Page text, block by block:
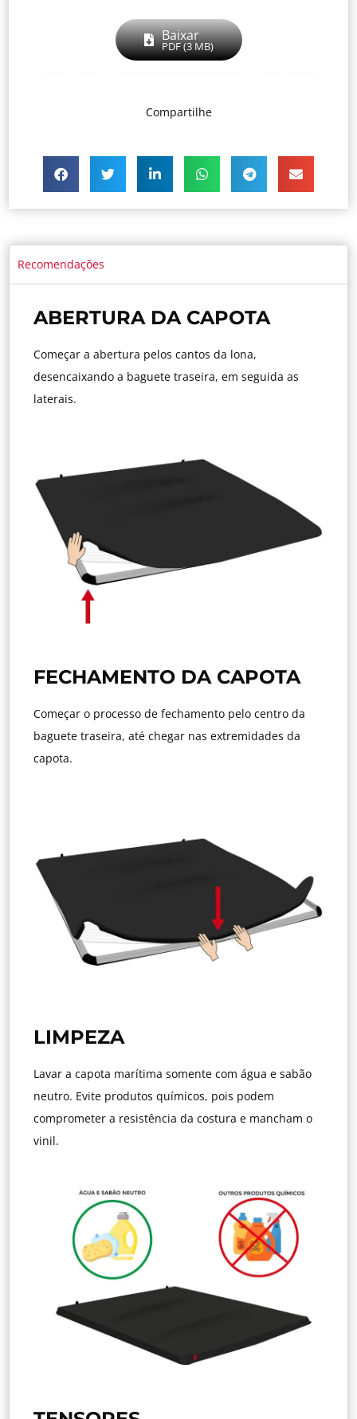
Baixar
PDF (3 MB)
Compartilhe
Recomendações
ABERTURA DA CAPOTA
Começar a abertura pelos cantos da lona,
desencaixando a baguete traseira, em seguida as
laterais.
FECHAMENTO DA CAPOTA
Começar o processo de fechamento pelo centro da
baguete traseira, até chegar nas extremidades da
capota.
LIMPEZA
Lavar a capota marítima somente com água e sabão
neutro. Evite produtos químicos, pois podem
comprometer a resistência da costura e mancham o
vinil.